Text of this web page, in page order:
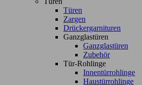
Türen
Zargen
Drückergarnituren
Ganzglastüren
Ganzglastüren
Zubehör
Tür-Rohlinge
Innentürrohlinge
Haustürrohlinge